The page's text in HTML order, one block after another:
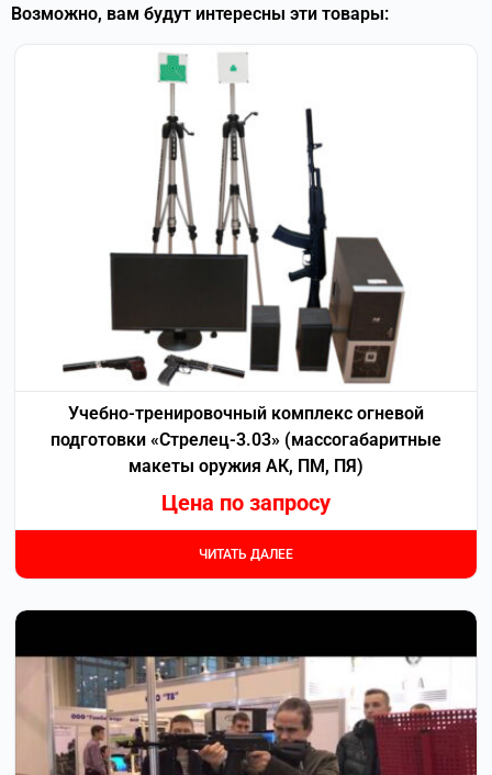
Возможно, вам будут интересны эти товары:
Учебно-тренировочный комплекс огневой
подготовки «Стрелец-3.03» (массогабаритные
макеты оружия АК, ПМ, ПЯ)
Цена по запросу
ЧИТАТЬ ДАЛЕЕ